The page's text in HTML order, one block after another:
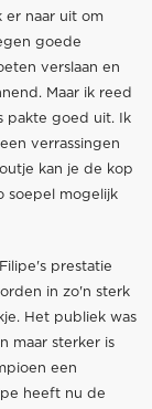
er naar uit om
goede
verslaan en
Maar ik reed
pakte goed uit. Ik
verrassingen
kan je de kop
soepel mogelijk
prestatie
in zo'n sterk
Het publiek was
maar sterker is
een
heeft nu de